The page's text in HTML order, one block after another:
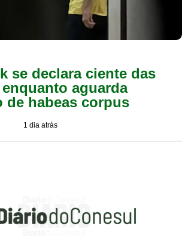
se declara ciente das
aguarda
de habeas corpus
1 dia atrás